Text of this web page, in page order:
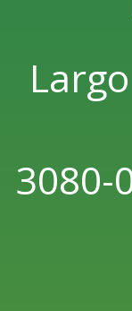
3080-